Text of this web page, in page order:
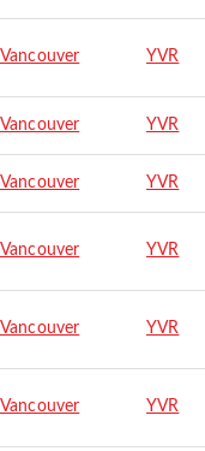
Vancouver YVR
Vancouver YVR
Vancouver YVR
Vancouver YVR
Vancouver YVR
Vancouver YVR